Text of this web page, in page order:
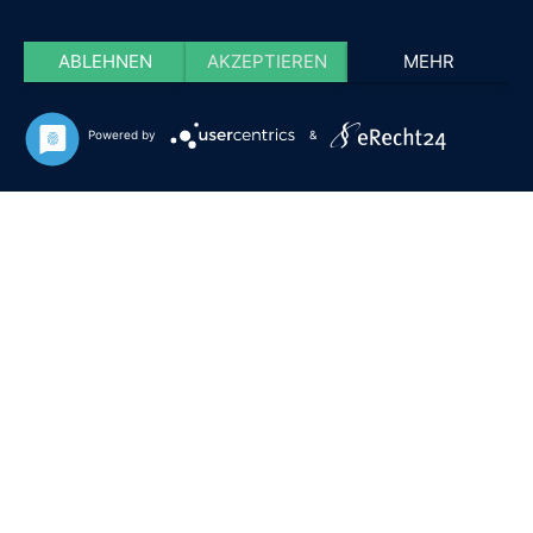
ABLEHNEN AKZEPTIEREN MEHR
Powered by &